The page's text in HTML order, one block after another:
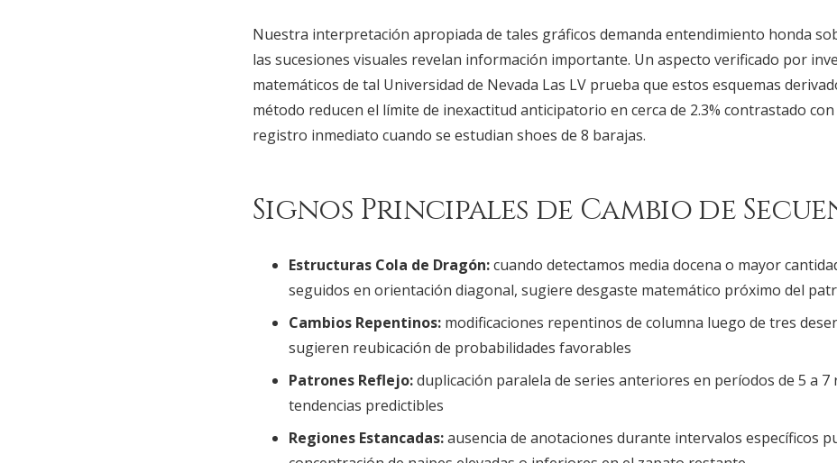
Nuestra interpretación apropiada de tales gráficos demanda entendimiento honda
las sucesiones visuales revelan información importante. Un aspecto verificado por
matemáticos de tal Universidad de Nevada Las LV prueba que estos esquemas
método reducen el límite de inexactitud anticipatorio en cerca de 2.3% contrastado con
registro inmediato cuando se estudian shoes de 8 barajas.
Signos Principales de Cambio de
Estructuras Cola de Dragón:cuando detectamos media docena o mayor
seguidos en orientación diagonal, sugiere desgaste matemático próximo del
Cambios Repentinos:modificaciones repentinos de columna luego de tres
sugieren reubicación de probabilidades favorables
Patrones Reflejo:duplicación paralela de series anteriores en períodos de 5 a 7
tendencias predictibles
Regiones Estancadas:ausencia de anotaciones durante intervalos específicos